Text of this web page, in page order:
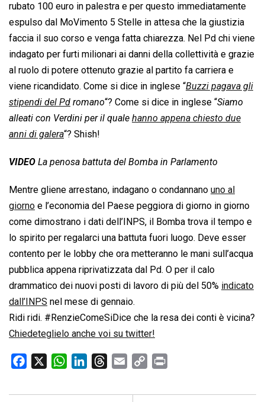
rubato 100 euro in palestra e per questo immediatamente
espulso dal MoVimento 5 Stelle in attesa che la giustizia
faccia il suo corso e venga fatta chiarezza. Nel Pd chi viene
indagato per furti milionari ai danni della collettività e grazie
al ruolo di potere ottenuto grazie al partito fa carriera e
viene ricandidato. Come si dice in inglese “Buzzi pagava gli
stipendi del Pd romano“? Come si dice in inglese “Siamo
alleati con Verdini per il quale hanno appena chiesto due
anni di galera“? Shish!
VIDEO La penosa battuta del Bomba in Parlamento
Mentre gliene arrestano, indagano o condannano uno al
giorno e l’economia del Paese peggiora di giorno in giorno
come dimostrano i dati dell’INPS, il Bomba trova il tempo e
lo spirito per regalarci una battuta fuori luogo. Deve esser
contento per le lobby che ora metteranno le mani sull’acqua
pubblica appena riprivatizzata dal Pd. O per il calo
drammatico dei nuovi posti di lavoro di più del 50% indicato
dall’INPS nel mese di gennaio.
Ridi ridi. #RenzieComeSiDice che la resa dei conti è vicina?
Chiedeteglielo anche voi su twitter!
c
W
a
n
r
a
p
i